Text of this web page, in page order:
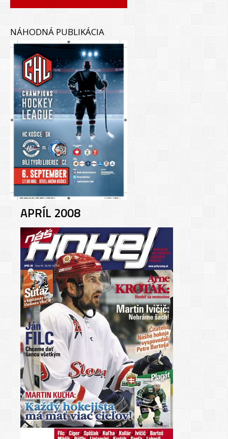
NÁHODNÁ PUBLIKÁCIA
APRÍL 2008